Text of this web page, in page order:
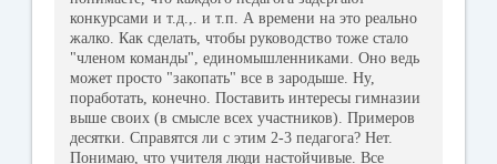
конкурсами и т.д.,. и т.п. А времени на это реально
жалко. Как сделать, чтобы руководство тоже стало
"членом команды", единомышленниками. Оно ведь
может просто "закопать" все в зародыше. Ну,
поработать, конечно. Поставить интересы гимназии
выше своих (в смысле всех участников). Примеров
десятки. Справятся ли с этим 2-3 педагога? Нет.
Понимаю, что учителя люди настойчивые. Все